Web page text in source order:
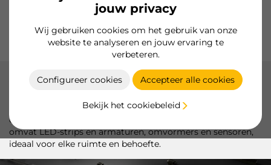
jouw privacy
Wij gebruiken cookies om het gebruik van onze
website te analyseren en jouw ervaring te
verbeteren.
Configureer cookies Accepteer alle cookies
Bekijk het cookiebeleid
Handgrepen
Presentatiemeubels
Verlichting
Ontdek het verlichtingsassortiment van Emuca, ontworpen
om efficiënte en esthetische oplossingen te bieden. Het
omvat LED-strips en armaturen, omvormers en sensoren,
ideaal voor elke ruimte en behoefte.